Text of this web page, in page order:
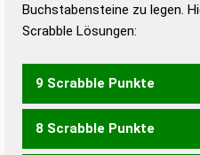
Duden
Buchstabensteine zu legen.
Scrabble Lösungen:
9 Scrabble Punkte
GELBE
8 Scrabble Punkte